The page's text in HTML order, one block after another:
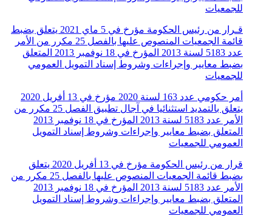
للجمعيات
قـرار من رئيس الحكومة مؤرخ في 5 ماي 2021 يتعلق بضبط
قائمة الجمعيات المنصوص عليها بالفصل 25 مكرر من الأمر
عدد 5183 لسنة 2013 المؤرخ في 18 نوفمبر 2013 المتعلق
بضبط معايير وإجراءات وشروط إسناد التمويل العمومي
للجمعيات
أمر حكومي عدد 163 لسنة 2020 مؤرخ في 13 أفريل 2020
يتعلق بالتمديد استثنائيا في آجال تطبيق الفصل 25 مكرر من
الأمر عدد 5183 لسنة 2013 المؤرخ في 18 نوفمبر 2013
المتعلق بضبط معايير وإجراءات وشروط إسناد التمويل
العمومي للجمعيات
قرار من رئيس الحكومة مؤرخ في 13 أفريل 2020 يتعلق
بضبط قائمة الجمعيات المنصوص عليها بالفصل 25 مكرر من
الأمر عدد 5183 لسنة 2013 المؤرخ في 18 نوفمبر 2013
المتعلق بضبط معايير وإجراءات وشروط إسناد التمويل
العمومي للجمعيات